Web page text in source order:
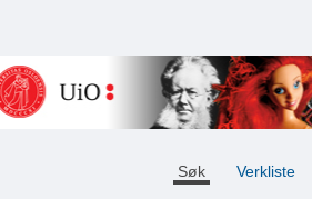
Søk Verkliste